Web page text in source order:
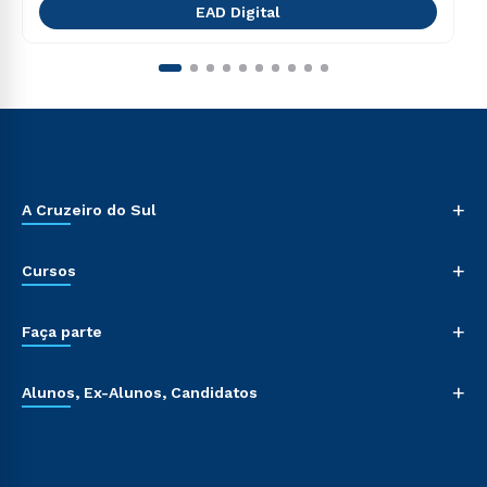
EAD Digital
A Cruzeiro do Sul +
Cursos +
Faça parte +
Alunos, Ex-Alunos, Candidatos +